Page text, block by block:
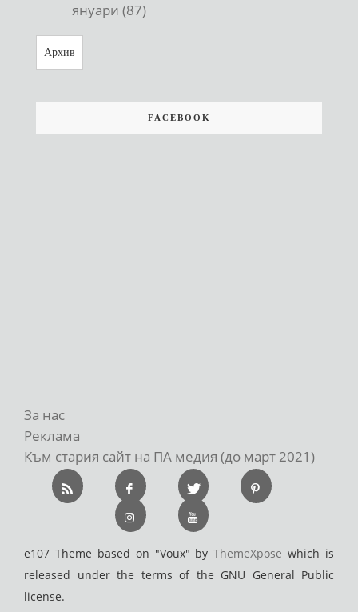
януари (87)
Архив
FACEBOOK
За нас
Реклама
Към стария сайт на ПА медия (до март 2021)
e107 Theme based on "Voux" byThemeXpose which is
released under the terms of the GNU General Public
license.